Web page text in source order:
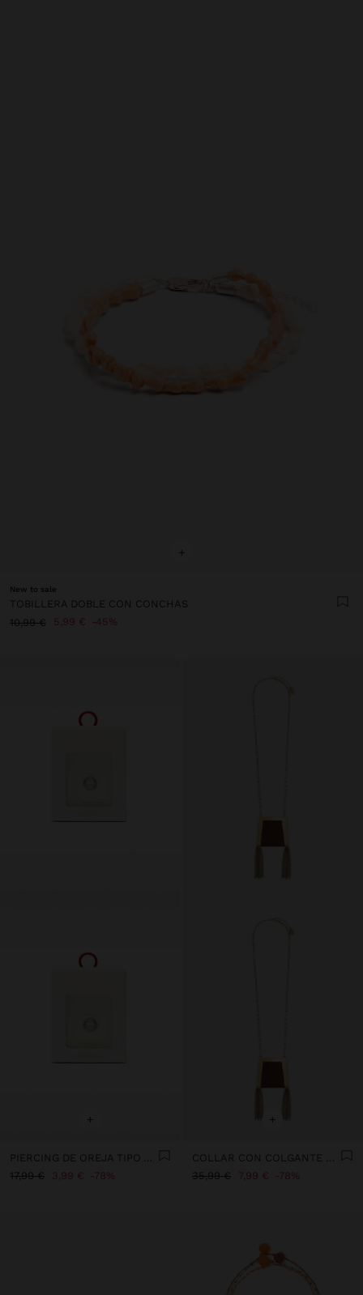
+
New to sale
TOBILLERA DOBLE CON CONCHAS
10,99 €
5,99 € 45%
+
17,99 €
3,99 € 78%
+
35,99 €
7,99 € 78%